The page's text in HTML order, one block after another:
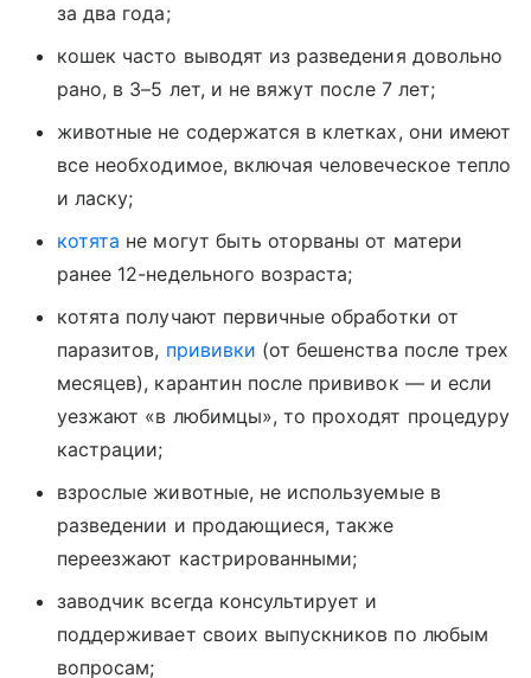
за два года;
кошек часто выводят из разведения довольно
рано, в 3–5 лет, и не вяжут после 7 лет;
животные не содержатся в клетках, они имеют
все необходимое, включая человеческое тепло
и ласку;
котята не могут быть оторваны от матери
ранее 12-недельного возраста;
котята получают первичные обработки от
паразитов, прививки (от бешенства после трех
месяцев), карантин после прививок — и если
уезжают «в любимцы», то проходят процедуру
кастрации;
взрослые животные, не используемые в
разведении и продающиеся, также
переезжают кастрированными;
заводчик всегда консультирует и
поддерживает своих выпускников по любым
вопросам;